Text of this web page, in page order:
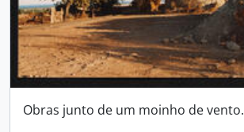
Obras junto de um moinho de vento.